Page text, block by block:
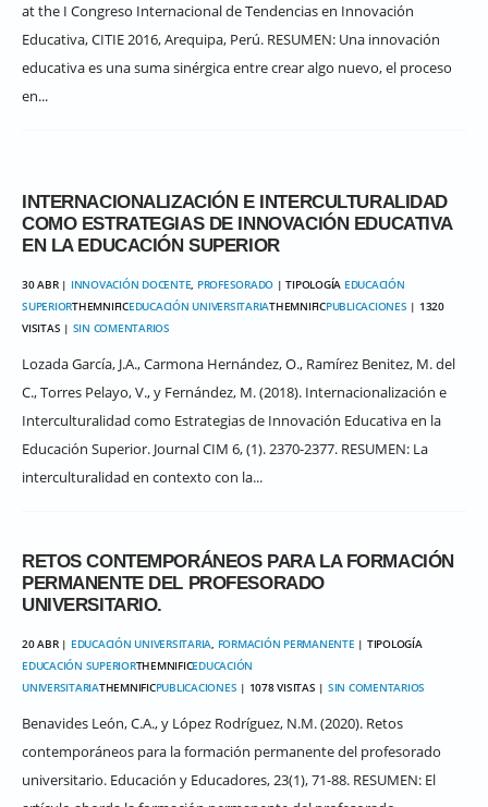
at the I Congreso Internacional de Tendencias en Innovación
Educativa, CITIE 2016, Arequipa, Perú. RESUMEN: Una innovación
educativa es una suma sinérgica entre crear algo nuevo, el proceso
en...
INTERNACIONALIZACIÓN E INTERCULTURALIDAD
COMO ESTRATEGIAS DE INNOVACIÓN EDUCATIVA
EN LA EDUCACIÓN SUPERIOR
30 ABR | INNOVACIÓN DOCENTE, PROFESORADO | TIPOLOGÍA EDUCACIÓN
SUPERIORTHEMNIFICEDUCACIÓN UNIVERSITARIATHEMNIFICPUBLICACIONES | 1320
VISITAS | SIN COMENTARIOS
Lozada García, J.A., Carmona Hernández, O., Ramírez Benitez, M. del
C., Torres Pelayo, V., y Fernández, M. (2018). Internacionalización e
Interculturalidad como Estrategias de Innovación Educativa en la
Educación Superior. Journal CIM 6, (1). 2370-2377. RESUMEN: La
interculturalidad en contexto con la...
RETOS CONTEMPORÁNEOS PARA LA FORMACIÓN
PERMANENTE DEL PROFESORADO
UNIVERSITARIO.
20 ABR | EDUCACIÓN UNIVERSITARIA, FORMACIÓN PERMANENTE | TIPOLOGÍA
EDUCACIÓN SUPERIORTHEMNIFICEDUCACIÓN
UNIVERSITARIATHEMNIFICPUBLICACIONES | 1078 VISITAS | SIN COMENTARIOS
Benavides León, C.A., y López Rodríguez, N.M. (2020). Retos
contemporáneos para la formación permanente del profesorado
universitario. Educación y Educadores, 23(1), 71-88. RESUMEN: El